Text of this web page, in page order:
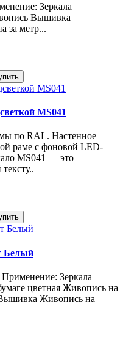
Зеркала
Вышивка
за метр...
MS041
по RAL. Настенное
раме с фоновой LED-
MS041 — это
Белый
Зеркала
цветная Живопись на
Вышивка Живопись на